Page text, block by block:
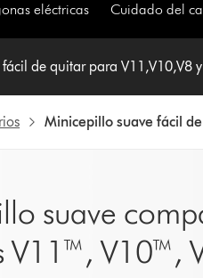
eléctricas Cuidado del
de quitar para V11,V10,V8
Minicepillo suave fácil
suave
V11™, V10™,